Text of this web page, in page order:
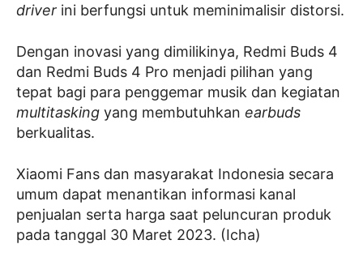
driver ini berfungsi untuk meminimalisir distorsi.
Dengan inovasi yang dimilikinya, Redmi Buds 4
dan Redmi Buds 4 Pro menjadi pilihan yang
tepat bagi para penggemar musik dan kegiatan
multitasking yang membutuhkan earbuds
berkualitas.
Xiaomi Fans dan masyarakat Indonesia secara
umum dapat menantikan informasi kanal
penjualan serta harga saat peluncuran produk
pada tanggal 30 Maret 2023. (Icha)